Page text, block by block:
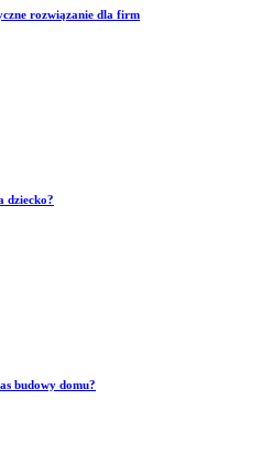
rozwiązanie dla firm
dziecko?
budowy domu?